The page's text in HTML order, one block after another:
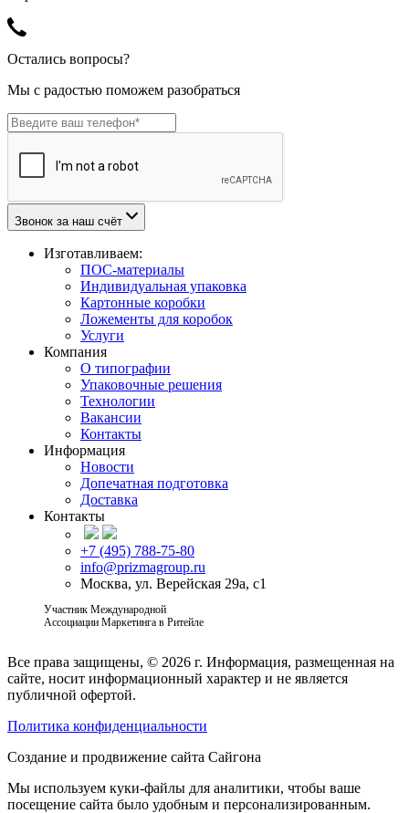
Остались вопросы?
Мы с радостью поможем разобраться
Звонок за наш счёт
Изготавливаем:
ПОС-материалы
Индивидуальная упаковка
Картонные коробки
Ложементы для коробок
Услуги
Компания
О типографии
Упаковочные решения
Технологии
Вакансии
Контакты
Информация
Новости
Допечатная подготовка
Доставка
Контакты
+7 (495) 788-75-80
info@prizmagroup.ru
Москва, ул. Верейская 29а, с1
Участник Международной
Ассоциации Маркетинга в Ритейле
Все права защищены, © 2026 г. Информация, размещенная на
сайте, носит информационный характер и не является
публичной офертой.
Политика конфиденциальности
Создание и продвижение сайта Сайгона
Мы используем куки-файлы для аналитики, чтобы ваше
посещение сайта было удобным и персонализированным.